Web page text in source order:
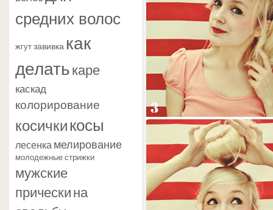
средних волос
жгутзавивка как
делатькаре
каскад
колорирование
косичкикосы
лесенкамелирование
молодежные стрижки
мужские
прическина